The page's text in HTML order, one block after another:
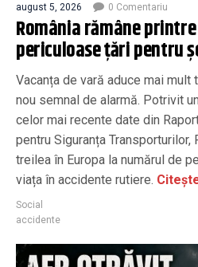
august 5, 2026 0 Comentariu
România rămâne
periculoase țări pentru
Vacanța de vară aduce mai mult
nou semnal de alarmă. Potrivit
celor mai recente date din
pentru Siguranța Transporturilor,
treilea în Europa la numărul de
viața în accidente rutiere.
Social
accidente